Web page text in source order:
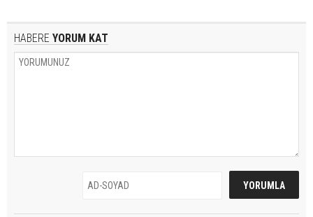
HABERE YORUM KAT